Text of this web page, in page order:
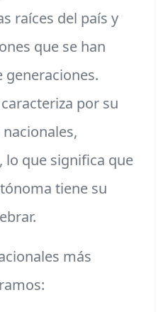
raíces del país y
que se han
por su
lo que significa que
tiene su
más